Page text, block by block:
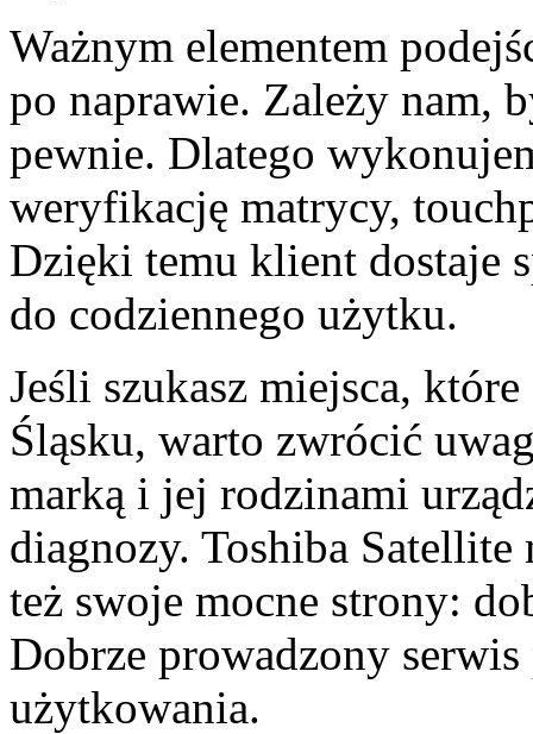
Ważnym elementem
po naprawie. Zależy nam,
pewnie. Dlatego
weryfikację matrycy,
Dzięki temu klient dostaje
do codziennego użytku.
Jeśli szukasz miejsca,
Śląsku, warto zwrócić
marką i jej rodzinami
diagnozy. Toshiba
też swoje mocne strony:
Dobrze prowadzony
użytkowania.